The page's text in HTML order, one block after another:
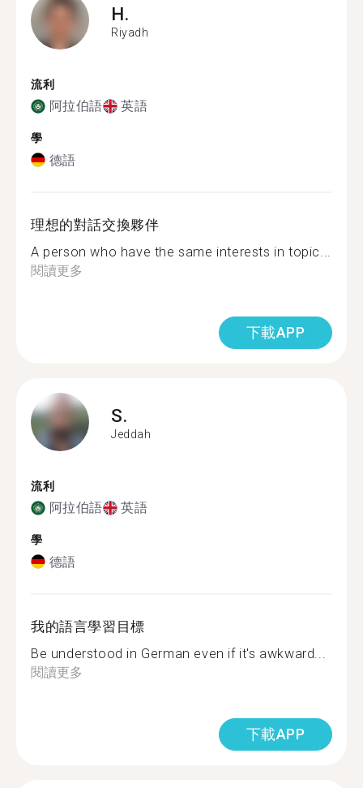
H.
Riyadh
流利
阿拉伯語 英語
學
德語
理想的對話交換夥伴
A person who have the same interests in topic...
閱讀更多
下載APP
S.
Jeddah
流利
阿拉伯語 英語
學
德語
我的語言學習目標
Be understood in German even if it's awkward...
閱讀更多
下載APP